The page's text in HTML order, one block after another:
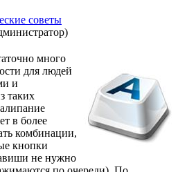
советы
много
для людей
и
таких
в более
комбинации,
кнопки
не нужно